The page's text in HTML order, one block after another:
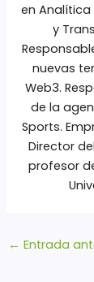
en Analítica
y
nuevas
Web3.
de la
Sports.
Director
profesor
← Entrada